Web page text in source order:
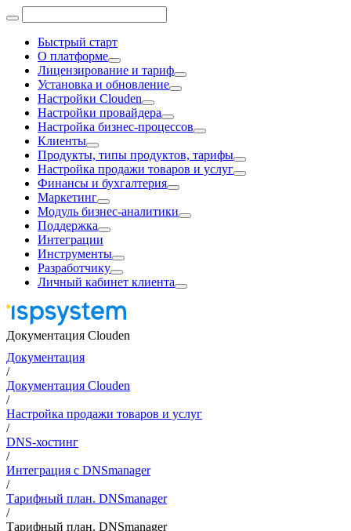
Быстрый старт
О платформе
Лицензирование и тариф
Установка и обновление
Настройки Clouden
Настройки провайдера
Настройка бизнес-процессов
Клиенты
Продукты, типы продуктов, тарифы
Настройка продажи товаров и услуг
Финансы и бухгалтерия
Маркетинг
Модуль бизнес-аналитики
Поддержка
Интеграции
Инструменты
Разработчику
Личный кабинет клиента
Документация Clouden
Документация
/
Документация Clouden
/
Настройка продажи товаров и услуг
/
DNS-хостинг
/
Интеграция с DNSmanager
/
Тарифный план. DNSmanager
/
Тарифный план. DNSmanager